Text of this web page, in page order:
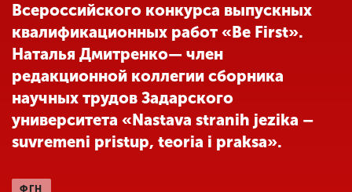
ENG SPN CHI
Приемная
комиссия
+7 (831) 262-26-20
Всероссийского конкурса выпускных
квалификационных работ «Be First».
Наталья Дмитренко— член
редакционной коллегии сборника
научных трудов Задарского
университета «Nastava stranih jezika –
suvremeni pristup, teoria i praksa».
ФГН